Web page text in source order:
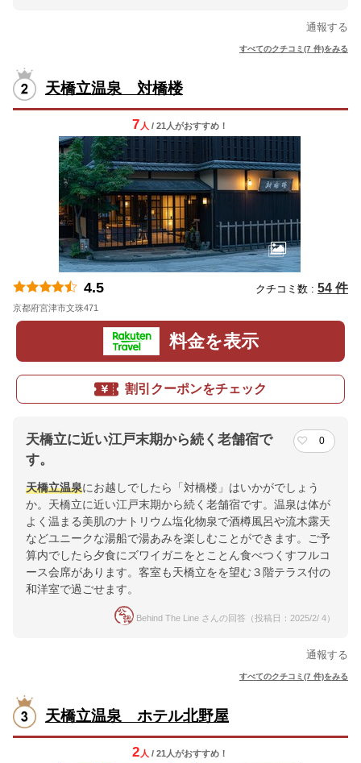
通報する
すべてのクチコミ(7 件)をみる
天橋立温泉 対橋楼
7 人 / 21人がおすすめ！
4.5 クチコミ数 : 54 件
京都府宮津市文珠471
料金を表示
割引クーポンをチェック
天橋立に近い江戸末期から続く老舗宿で
す。
0
天橋立温泉にお越しでしたら「対橋楼」はいかがでしょう
か。天橋立に近い江戸末期から続く老舗宿です。温泉は体が
よく温まる美肌のナトリウム塩化物泉で酒樽風呂や流木露天
などユニークな湯船で湯あみを楽しむことができます。ご予
算内でしたら夕食にズワイガニをとことん食べつくすフルコ
ース会席があります。客室も天橋立をを望む３階テラス付の
和洋室で過ごせます。
Behind The Line さんの回答（投稿日：2025/2/ 4）
通報する
すべてのクチコミ(7 件)をみる
天橋立温泉 ホテル北野屋
2 人 / 21人がおすすめ！